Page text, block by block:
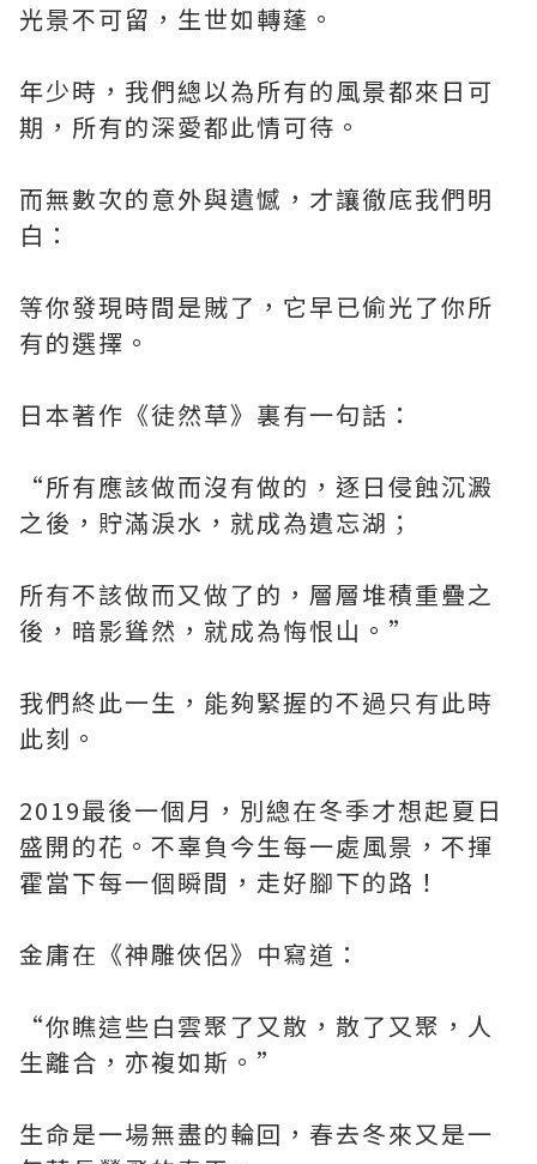
光景不可留，生世如轉蓬。
年少時，我們總以為所有的風景都來日可
期，所有的深愛都此情可待。
而無數次的意外與遺憾，才讓徹底我們明
白：
等你發現時間是賊了，它早已偷光了你所
有的選擇。
日本著作《徒然草》裏有一句話：
“所有應該做而沒有做的，逐日侵蝕沉澱
之後，貯滿淚水，就成為遺忘湖；
所有不該做而又做了的，層層堆積重疊之
後，暗影聳然，就成為悔恨山。”
我們終此一生，能夠緊握的不過只有此時
此刻。
2019最後一個月，別總在冬季才想起夏日
盛開的花。不辜負今生每一處風景，不揮
霍當下每一個瞬間，走好腳下的路！
金庸在《神雕俠侶》中寫道：
“你瞧這些白雲聚了又散，散了又聚，人
生離合，亦複如斯。”
生命是一場無盡的輪回，春去冬來又是一